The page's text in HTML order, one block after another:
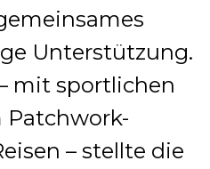
Unterstützung.
mit sportlichen
Patchwork-
– stellte die